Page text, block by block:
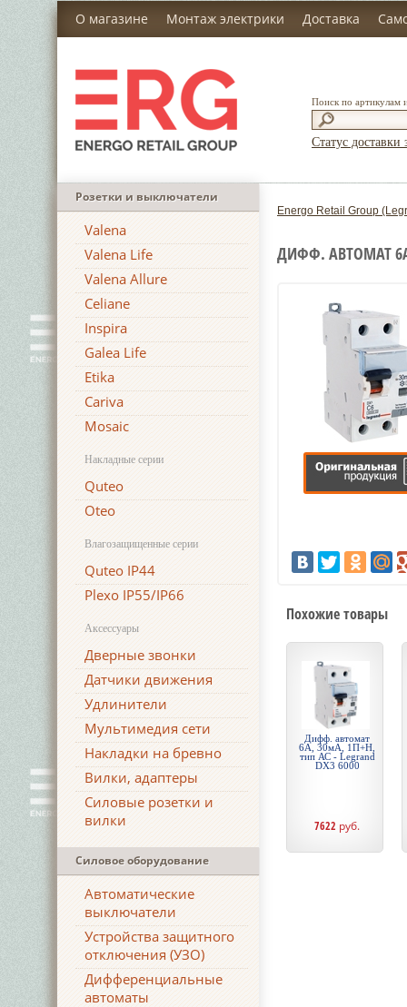
О магазине Монтаж электрики Доставка
Поиск по артикулам
Статус доставки
Розетки и выключатели
Valena
Valena Life
Valena Allure
Celiane
Inspira
Galea Life
Etika
Cariva
Mosaic
Накладные серии
Quteo
Oteo
Влагозащищенные серии
Quteo IP44
Plexo IP55/IP66
Аксессуары
Дверные звонки
Датчики движения
Удлинители
Мультимедия сети
Накладки на бревно
Вилки, адаптеры
Силовые розетки и
вилки
Силовое оборудование
Автоматические
выключатели
Устройства защитного
отключения (УЗО)
Дифференциальные
автоматы
Energo Retail Group
ДИФФ. АВТОМАТ 6А,
Похожие товары
Дифф. автомат
6А, 30мА, 1П+Н,
тип АС - Legrand
DX3 6000
7622 руб.